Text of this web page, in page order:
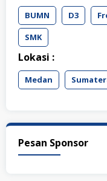
BUMN D3
SMK
Lokasi :
Medan
Pesan Sponsor